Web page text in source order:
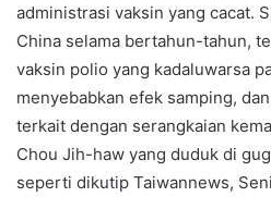
administrasi vaksin yang cacat.
China selama bertahun-tahun,
vaksin polio yang kadaluwarsa
menyebabkan efek samping,
terkait dengan serangkaian
Chou Jih-haw yang duduk di
seperti dikutip Taiwannews,